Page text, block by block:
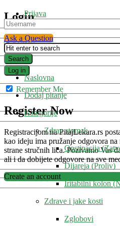
Login
Forget
Remember Me
Register Now
Registracijom na PitajLekara.rs
kao ideju ima pružanje odgovora
strane stručnih lica. Pozivamo Vas
ali i da dobijete odgovore na sve
Create an account
Prijava
Ask a Question
Naslovna
Dodaj pitanje
Kategorije
Zdrav stomak
Opstipacija
Dijareja (Proliv)
Iritabilni kolon
Zdrave i jake kosti
Zglobovi